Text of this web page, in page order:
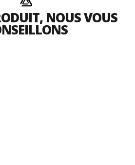
NOUS VOUS